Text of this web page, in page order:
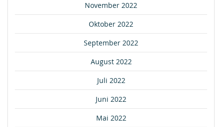
November 2022
Oktober 2022
September 2022
August 2022
Juli 2022
Juni 2022
Mai 2022